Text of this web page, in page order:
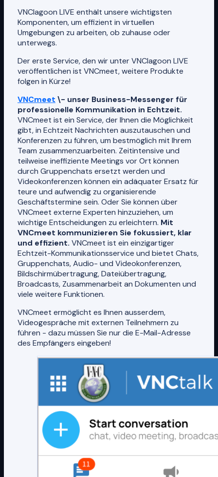
VNClagoon LIVE enthält unsere wichtigsten
Komponenten, um effizient in virtuellen
Umgebungen zu arbeiten, ob zuhause oder
unterwegs.
Der erste Service, den wir unter VNClagoon LIVE
veröffentlichen ist VNCmeet, weitere Produkte
folgen in Kürze!
VNCmeet \- unser Business-Messenger für
professionelle Kommunikation in Echtzeit.
VNCmeet ist ein Service, der Ihnen die Möglichkeit
gibt, in Echtzeit Nachrichten auszutauschen und
Konferenzen zu führen, um bestmöglich mit Ihrem
Team zusammenzuarbeiten. Zeitintensive und
teilweise ineffiziente Meetings vor Ort können
durch Gruppenchats ersetzt werden und
Videokonferenzen können ein adäquater Ersatz für
teure und aufwendig zu organisierende
Geschäftstermine sein. Oder Sie können über
VNCmeet externe Experten hinzuziehen, um
wichtige Entscheidungen zu erleichtern. Mit
VNCmeet kommunizieren Sie fokussiert, klar
und effizient. VNCmeet ist ein einzigartiger
Echtzeit-Kommunikationsservice und bietet Chats,
Gruppenchats, Audio- und Videokonferenzen,
Bildschirmübertragung, Dateiübertragung,
Broadcasts, Zusammenarbeit an Dokumenten und
viele weitere Funktionen.
VNCmeet ermöglicht es Ihnen ausserdem,
Videogespräche mit externen Teilnehmern zu
führen - dazu müssen Sie nur die E-Mail-Adresse
des Empfängers eingeben!